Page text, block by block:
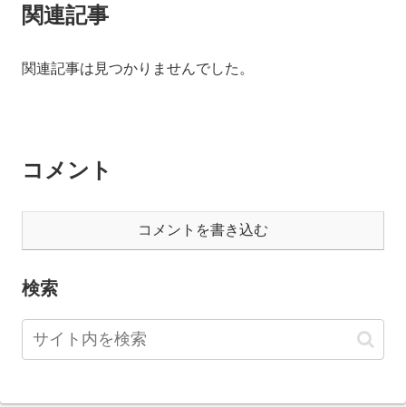
関連記事
関連記事は見つかりませんでした。
コメント
コメントを書き込む
検索